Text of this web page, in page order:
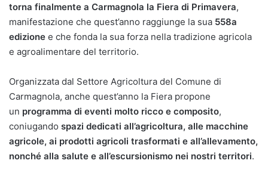
torna finalmente a Carmagnola la Fiera di Primavera,
manifestazione che quest’anno raggiunge la sua 558a
edizione e che fonda la sua forza nella tradizione agricola
e agroalimentare del territorio.
Organizzata dal Settore Agricoltura del Comune di
Carmagnola, anche quest’anno la Fiera propone
un programma di eventi molto ricco e composito,
coniugando spazi dedicati all’agricoltura, alle macchine
agricole, ai prodotti agricoli trasformati e all’allevamento,
nonché alla salute e all’escursionismo nei nostri territori.